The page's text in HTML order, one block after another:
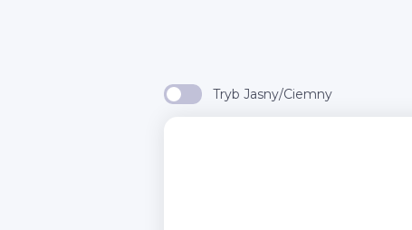
Tryb Jasny/Ciemny